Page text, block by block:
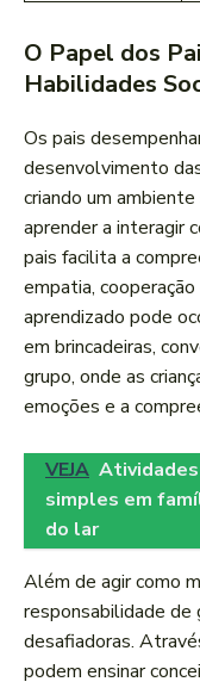
O Papel dos⁤
Habilidades⁤
Os pais
desenvolvimento
criando ​um
aprender a interagir
pais ⁢facilita a
empatia,
aprendizado pode
em brincadeiras,
grupo, onde ⁢as‍
emoções e ‌a
VEJA
simples em
do lar
Além⁤ de agir como
responsabilidade de
⁣desafiadoras.
⁤podem ensinar